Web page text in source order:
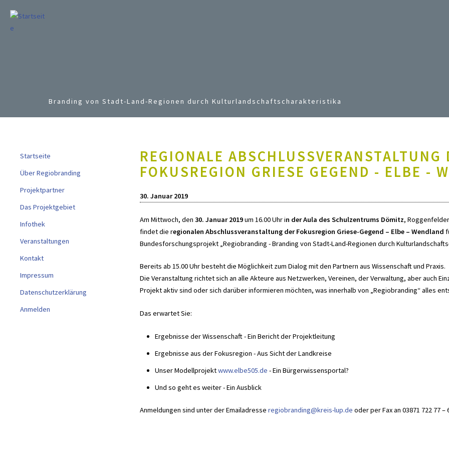
Branding von Stadt-Land-Regionen durch Kulturlandschaftscharakteristika
Startseite
Über Regiobranding
Projektpartner
Das Projektgebiet
Infothek
Veranstaltungen
Kontakt
Impressum
Datenschutzerklärung
Anmelden
REGIONALE ABSCHLUSSVERANSTALTUNG
FOKUSREGION GRIESE GEGEND - ELBE -
30. Januar 2019
Am Mittwoch, den 30. Januar 2019um 16.00 Uhr in der Aula des Schulzentrums Dömitz,
findet die regionalen Abschlussveranstaltung der Fokusregion Griese-Gegend – Elbe – Wendland
Bundesforschungsprojekt „Regiobranding - Branding von Stadt-Land-Regionen durch
Bereits ab 15.00 Uhr besteht die Möglichkeit zum Dialog mit den Partnern aus Wissenschaft und Praxis.
Die Veranstaltung richtet sich an alle Akteure aus Netzwerken, Vereinen, der Verwaltung, aber auch
Projekt aktiv sind oder sich darüber informieren möchten, was innerhalb von „Regiobranding“ alles
Das erwartet Sie:
Ergebnisse der Wissenschaft - Ein Bericht der Projektleitung
Ergebnisse aus der Fokusregion - Aus Sicht der Landkreise
Unser Modellprojektwww.elbe505.de - Ein Bürgerwissensportal?
Und so geht es weiter - Ein Ausblick
Anmeldungen sind unter der Emailadresse regiobranding@kreis-lup.de oder per Fax an 03871 722 77 –